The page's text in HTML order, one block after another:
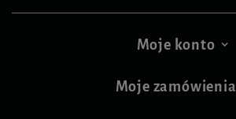
Moje konto
Moje zamówienia